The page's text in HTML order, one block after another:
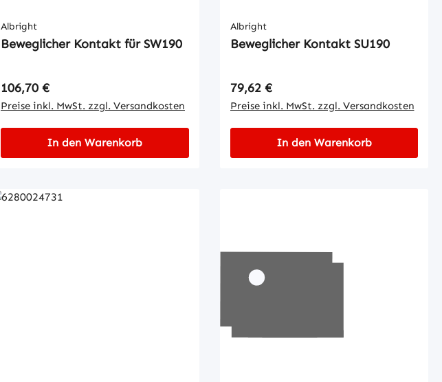
Albright
Beweglicher Kontakt für SW190
Regulärer Preis:
106,70 €
Preise inkl. MwSt. zzgl. Versandkosten
In den Warenkorb
Albright
Beweglicher Kontakt SU190
Regulärer Preis:
79,62 €
Preise inkl. MwSt. zzgl. Versandkosten
In den Warenkorb